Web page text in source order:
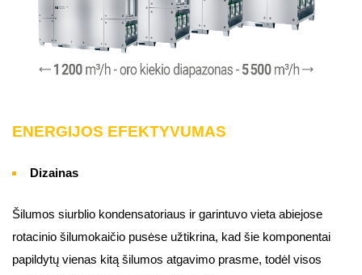
ENERGIJOS EFEKTYVUMAS
Dizainas
Šilumos siurblio kondensatoriaus ir garintuvo vieta abiejose
rotacinio šilumokaičio pusėse užtikrina, kad šie komponentai
papildytų vienas kitą šilumos atgavimo prasme, todėl visos